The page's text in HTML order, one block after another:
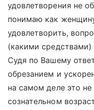
удовлетворения не
понимаю как
удовлетворить,
(какими средствами)
Судя по Вашему
обрезанием и
на самом деле это не
сознательном